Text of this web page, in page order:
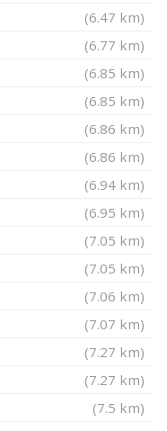
(6.47 km)
(6.77 km)
(6.85 km)
(6.85 km)
(6.86 km)
(6.86 km)
(6.94 km)
(6.95 km)
(7.05 km)
(7.05 km)
(7.06 km)
(7.07 km)
(7.27 km)
(7.27 km)
(7.5 km)